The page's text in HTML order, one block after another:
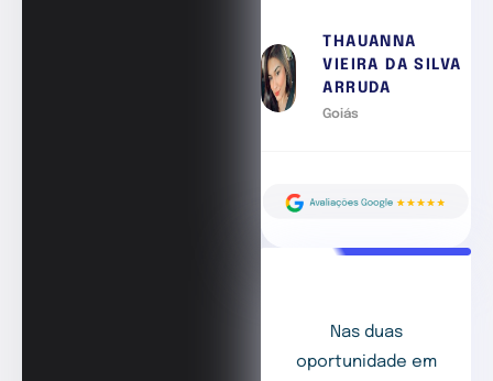
THAUANNA
VIEIRA DA SILVA
ARRUDA
Goiás
Nas duas
oportunidade em